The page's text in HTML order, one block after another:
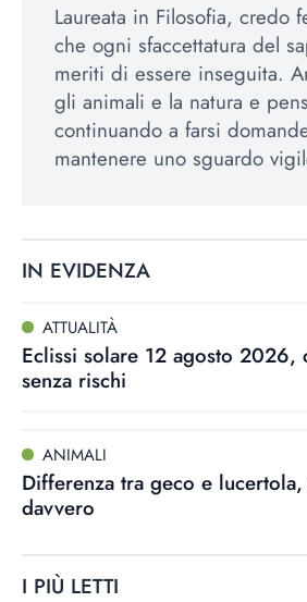
Laureata in Filosofia, credo
che ogni sfaccettatura del
meriti di essere inseguita.
gli animali e la natura e
continuando a farsi
mantenere uno sguardo
IN EVIDENZA
ATTUALITÀ
Eclissi solare 12 agosto 2026,
senza rischi
ANIMALI
Differenza tra geco e
davvero
I PIÙ LETTI